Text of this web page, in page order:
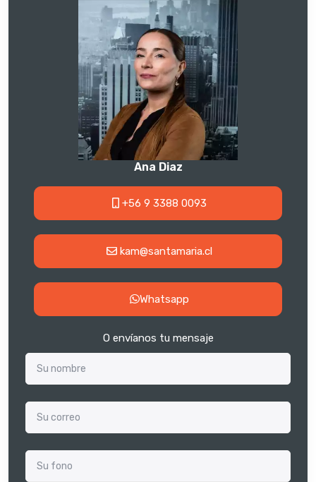
Ana Diaz
+56 9 3388 0093
kam@santamaria.cl
Whatsapp
O envíanos tu mensaje